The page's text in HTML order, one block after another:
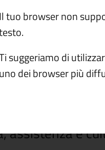
Servizi
/ Area
assistenza e
Il tuo browser non
suggeriamo di
uno dei browser più